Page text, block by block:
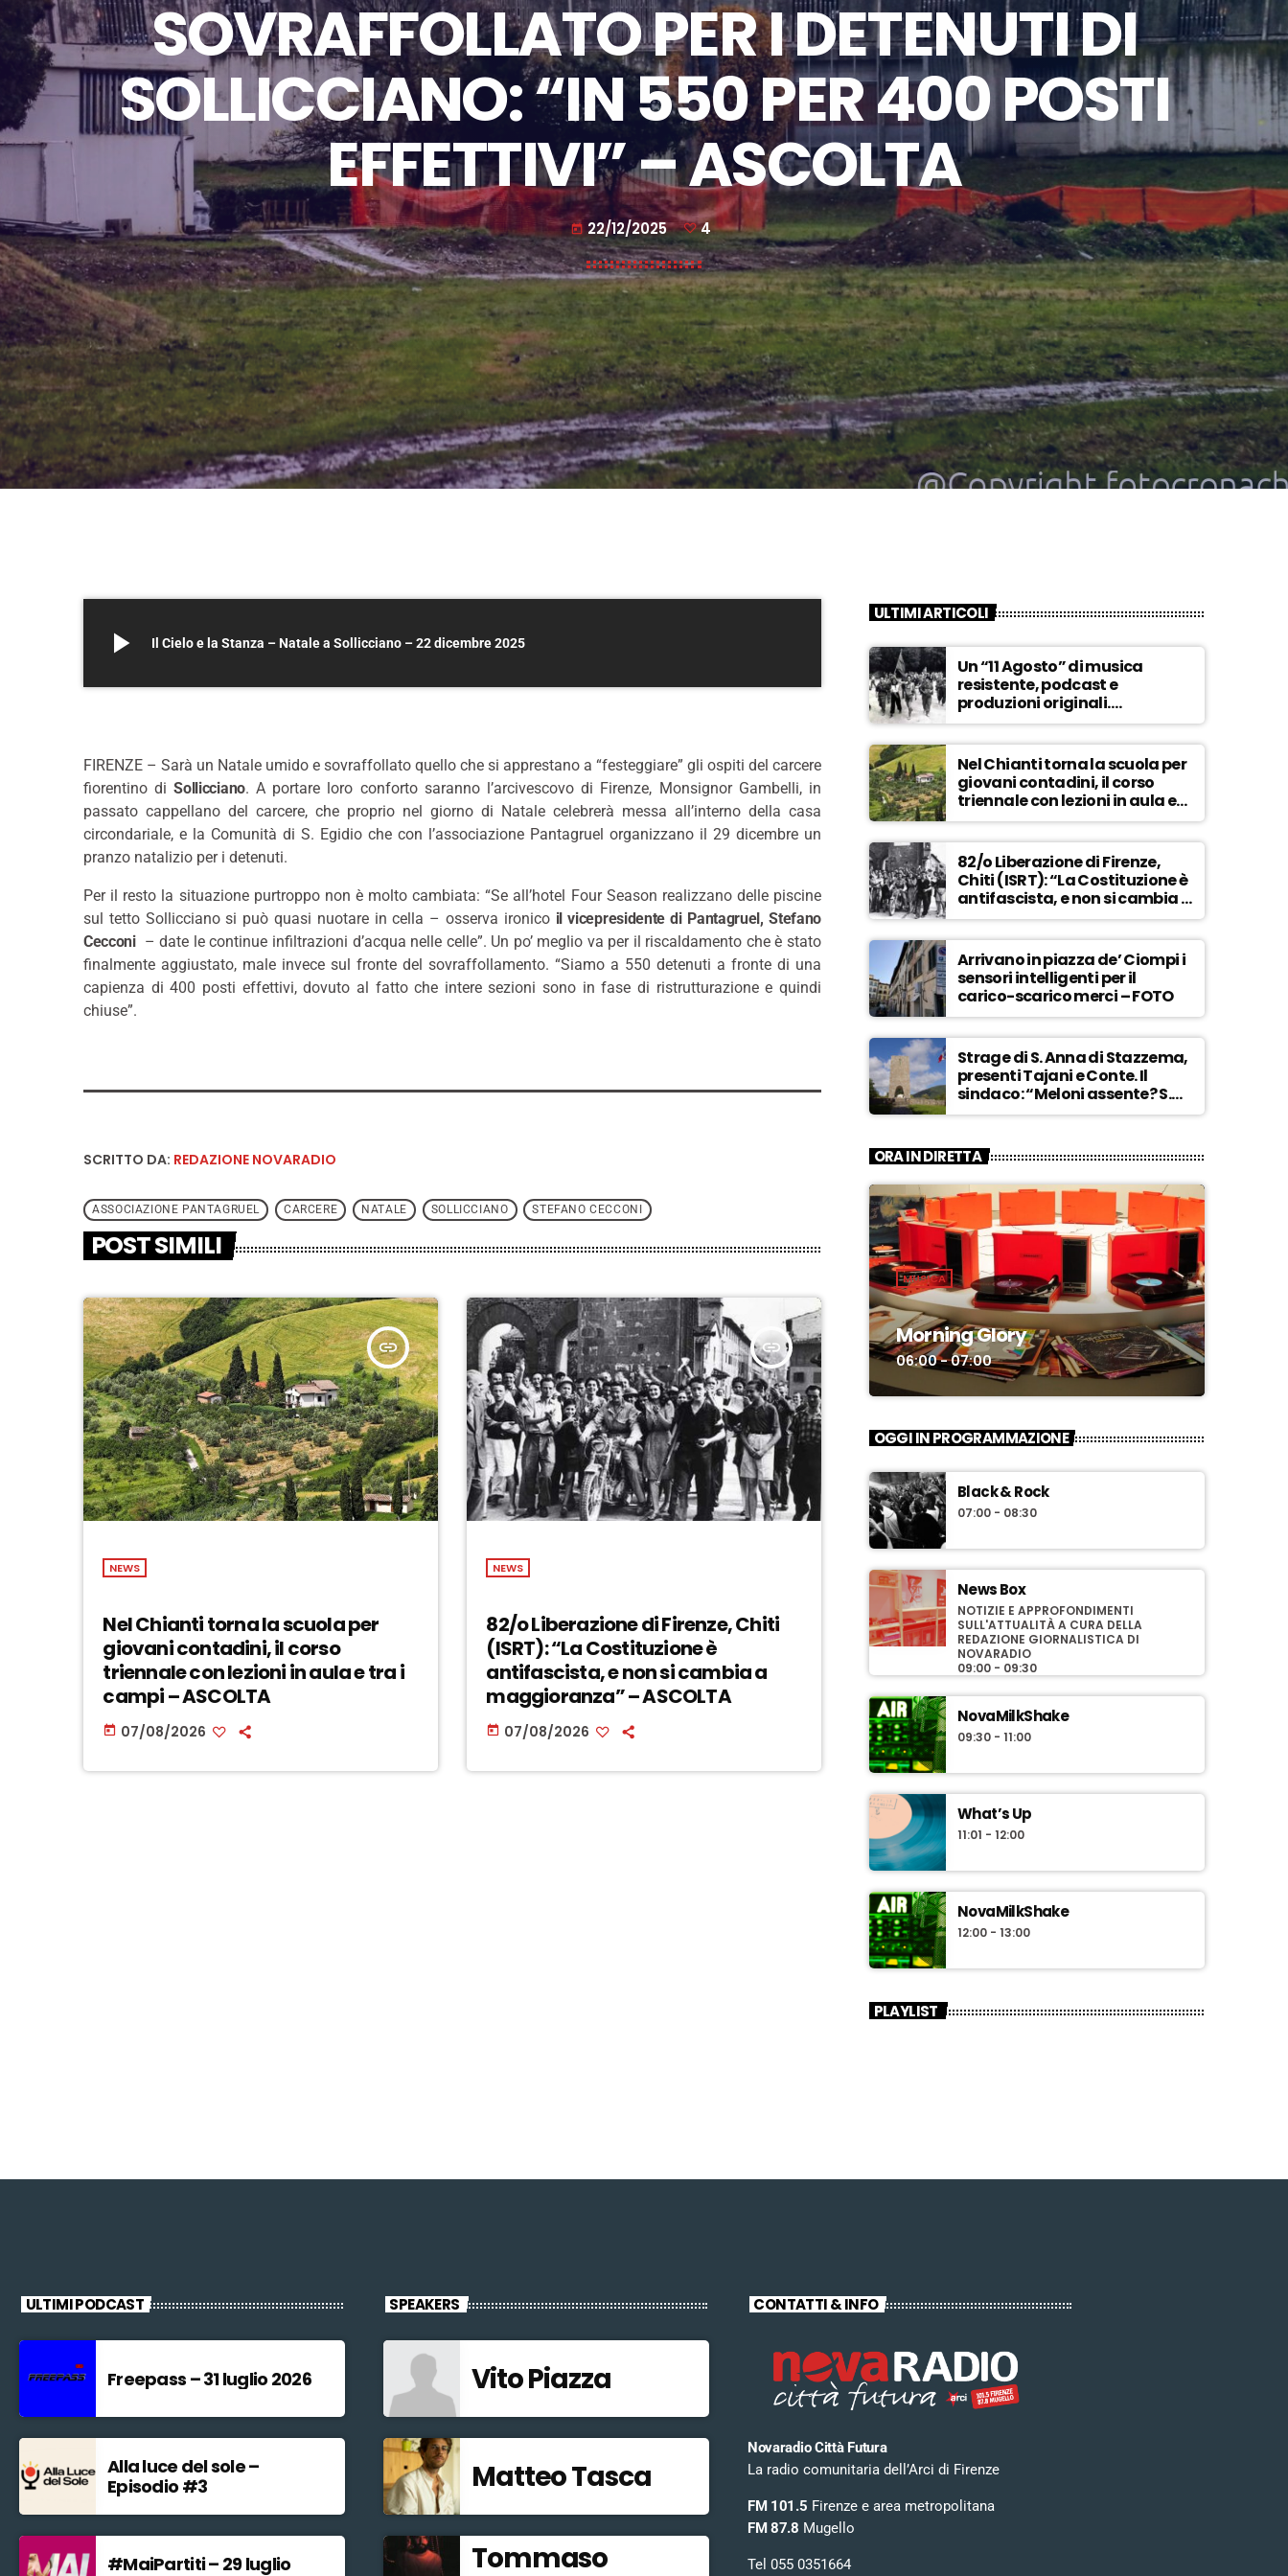
SOVRAFFOLLATO PER I DETENUTI DI
SOLLICCIANO: “IN 550 PER 400 POSTI
EFFETTIVI” – ASCOLTA
today 22/12/2025 4
play_arrow Il Cielo e la Stanza – Natale a Sollicciano – 22 dicembre 2025
FIRENZE – Sarà un Natale umido e sovraffollato quello che si apprestano a “festeggiare” gli ospiti del carcere
fiorentino diSollicciano. A portare loro conforto saranno l’arcivescovo di Firenze, Monsignor Gambelli, in
passato cappellano del carcere, che proprio nel giorno di Natale celebrerà messa all’interno della casa
circondariale, e la Comunità di S. Egidio che con l’associazione Pantagruel organizzano il 29 dicembre un
pranzo natalizio per i detenuti.
Per il resto la situazione purtroppo non è molto cambiata: “Se all’hotel Four Season realizzano delle piscine
sul tetto Sollicciano si può quasi nuotare in cella – osserva ironico il vicepresidente di Pantagruel, Stefano
Cecconi– date le continue infiltrazioni d’acqua nelle celle”. Un po’ meglio va per il riscaldamento che è stato
finalmente aggiustato, male invece sul fronte del sovraffollamento. “Siamo a 550 detenuti a fronte di una
capienza di 400 posti effettivi, dovuto al fatto che intere sezioni sono in fase di ristrutturazione e quindi
chiuse”.
SCRITTO DA: REDAZIONE NOVARADIO
ASSOCIAZIONE PANTAGRUEL CARCERE NATALE SOLLICCIANO STEFANO CECCONI
POST SIMILI
insert_link
NEWS
Nel Chianti torna la scuola per
giovani contadini, il corso
triennale con lezioni in aula e tra i
campi – ASCOLTA
today 07/08/2026
insert_link
NEWS
82/o Liberazione di Firenze, Chiti
(ISRT): “La Costituzione è
antifascista, e non si cambia a
maggioranza” – ASCOLTA
today 07/08/2026
ULTIMI ARTICOLI
Un “11 Agosto” di musica
resistente, podcast e
produzioni originali.
Novaradio festeggia in onda
la Liberazione di Firenze
Nel Chianti torna la scuola per
giovani contadini, il corso
triennale con lezioni in aula e
tra i campi – ASCOLTA
82/o Liberazione di Firenze,
Chiti (ISRT): “La Costituzione è
antifascista, e non si cambia a
maggioranza” – ASCOLTA
Arrivano in piazza de’ Ciompi i
sensori intelligenti per il
carico-scarico merci – FOTO
Strage di S. Anna di Stazzema,
presenti Tajani e Conte. Il
sindaco: “Meloni assente? S.
Anna aperta tutto l’anno…” –
ORA IN DIRETTA
MUSICA
Morning Glory
06:00 - 07:00
OGGI IN PROGRAMMAZIONE
Black & Rock
07:00 - 08:30
News Box
NOTIZIE E APPROFONDIMENTI
SULL'ATTUALITÀ A CURA DELLA
REDAZIONE GIORNALISTICA DI
NOVARADIO
09:00 - 09:30
NovaMilkShake
09:30 - 11:00
What’s Up
11:01 - 12:00
NovaMilkShake
12:00 - 13:00
PLAYLIST
ULTIMI PODCAST
Freepass – 31 luglio 2026
Alla luce del sole –
Episodio #3
#MaiPartiti – 29 luglio
SPEAKERS
Vito Piazza
Matteo Tasca
Tommaso
CONTATTI & INFO
Novaradio Città Futura
La radio comunitaria dell’Arci di Firenze
FM 101.5 Firenze e area metropolitana
FM 87.8 Mugello
Tel 055 0351664